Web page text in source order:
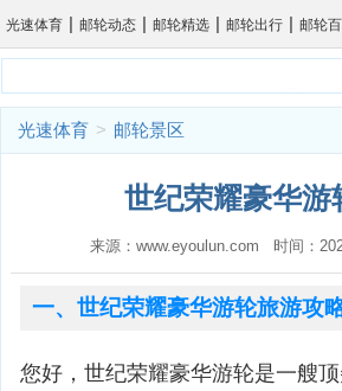
光速体育 | 邮轮动态 | 邮轮精选 | 邮轮出行 | 邮轮
光速体育 > 邮轮景区
世纪荣耀豪华游
来源：www.eyoulun.com 时间：
一、世纪荣耀豪华游轮旅游攻
您好，世纪荣耀豪华游轮是一艘